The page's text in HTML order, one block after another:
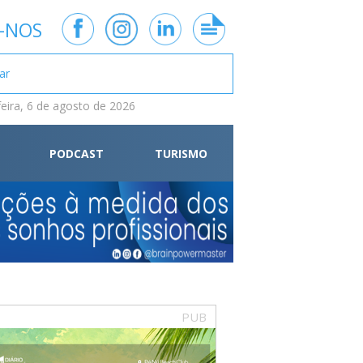
6 de agosto de 2026
PODCAST TURISMO
PUB